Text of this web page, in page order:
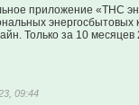
приложение «ТНС
энергосбытовых
Только за 10
09:44